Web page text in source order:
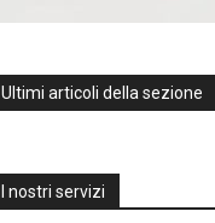
Ultimi articoli della sezione
I nostri servizi